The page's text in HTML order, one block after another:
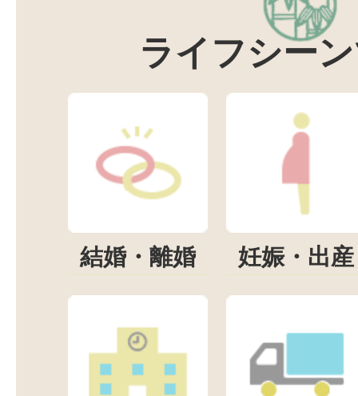
ライフシー
結婚・離婚 妊娠・出産